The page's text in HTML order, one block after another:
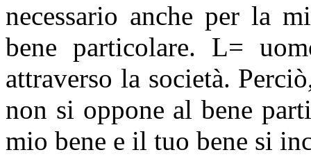
necessario anche per la
bene particolare. L=
attraverso la società.
non si oppone al bene
mio bene e il tuo bene si